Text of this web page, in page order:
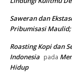
Saweran dan
Pribumisasi
Roasting Kopi dan
Indonesia pada
Hidup